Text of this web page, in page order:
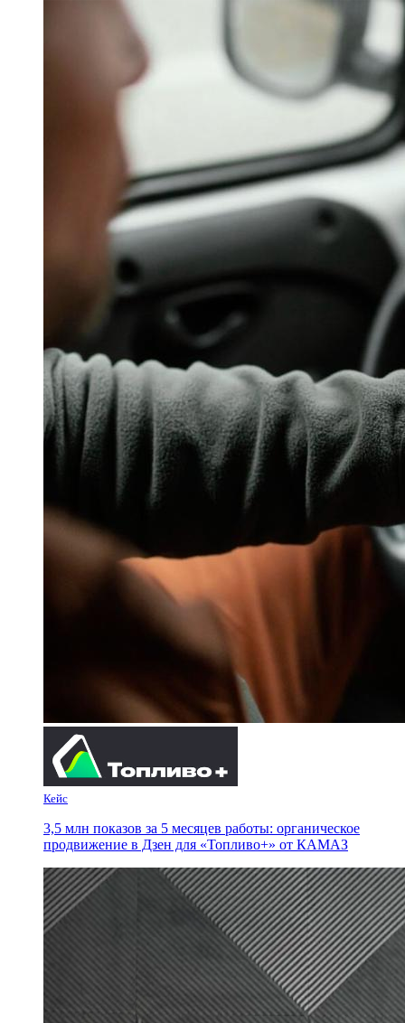
Кейс
3,5 млн показов за 5 месяцев работы: органическое
продвижение в Дзен для «Топливо+» от КАМАЗ